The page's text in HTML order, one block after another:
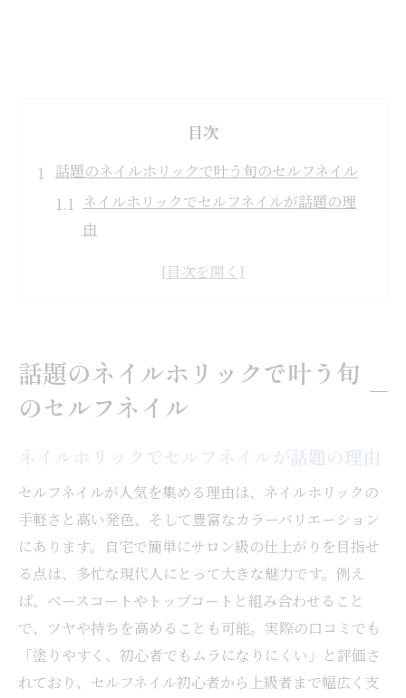
目次
話題のネイルホリックで叶う旬のセルフネイル
ネイルホリックでセルフネイルが話題の理
由
ネイルホリックで叶える季節ごとのネイル
提案
トレンド先取りならネイルホリックの色選びを
ネイルホリックの人気色で旬を先取りする
方法
2025年注目のネイルカラー最新トレンド解
説
パーソナルカラー別ネイルホリック色選び
のコツ
ネイルホリック全色レビューで失敗しない
話題のネイルホリックで叶う旬
のセルフネイル
ネイルホリックでセルフネイルが話題の理由
セルフネイルが人気を集める理由は、ネイルホリックの
手軽さと高い発色、そして豊富なカラーバリエーション
にあります。自宅で簡単にサロン級の仕上がりを目指せ
る点は、多忙な現代人にとって大きな魅力です。例え
ば、ベースコートやトップコートと組み合わせること
で、ツヤや持ちを高めることも可能。実際の口コミでも
「塗りやすく、初心者でもムラになりにくい」と評価さ
れており、セルフネイル初心者から上級者まで幅広く支